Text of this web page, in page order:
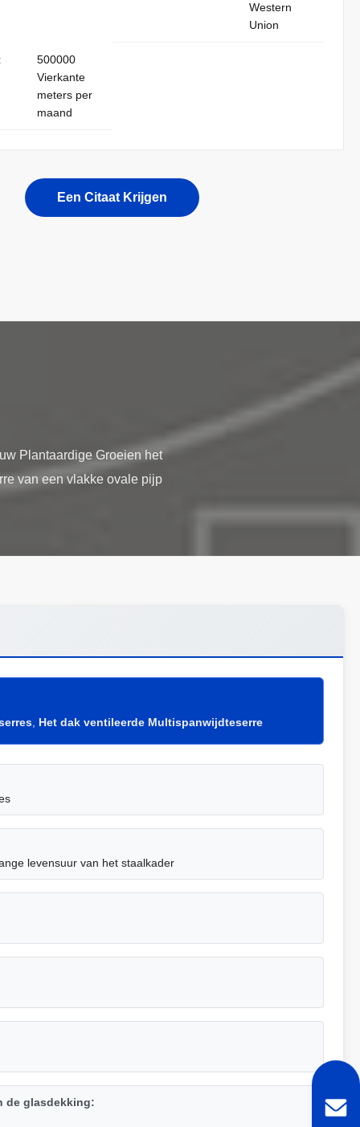
Western
Union
500000
Vierkante
meters per
maand
Een Citaat Krijgen
Plantaardige Groeien het
van een vlakke ovale pijp
Het dak ventileerde Multispanwijdteserre
levensuur van het staalkader
de glasdekking: